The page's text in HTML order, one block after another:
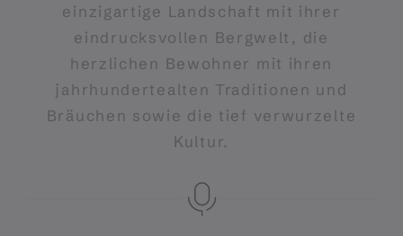
einzigartige Landschaft mit ihrer
eindrucksvollen Bergwelt, die
herzlichen Bewohner mit ihren
jahrhundertealten Traditionen und
Bräuchen sowie die tief verwurzelte
Kultur.